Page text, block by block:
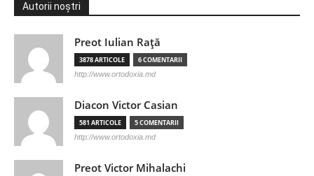
Autorii noștri
Preot Iulian Raţă
3878 ARTICOLE 6 COMENTARII
http://www.ortodoxia.md
Diacon Victor Casian
581 ARTICOLE 5 COMENTARII
http://www.ortodoxia.md
Preot Victor Mihalachi